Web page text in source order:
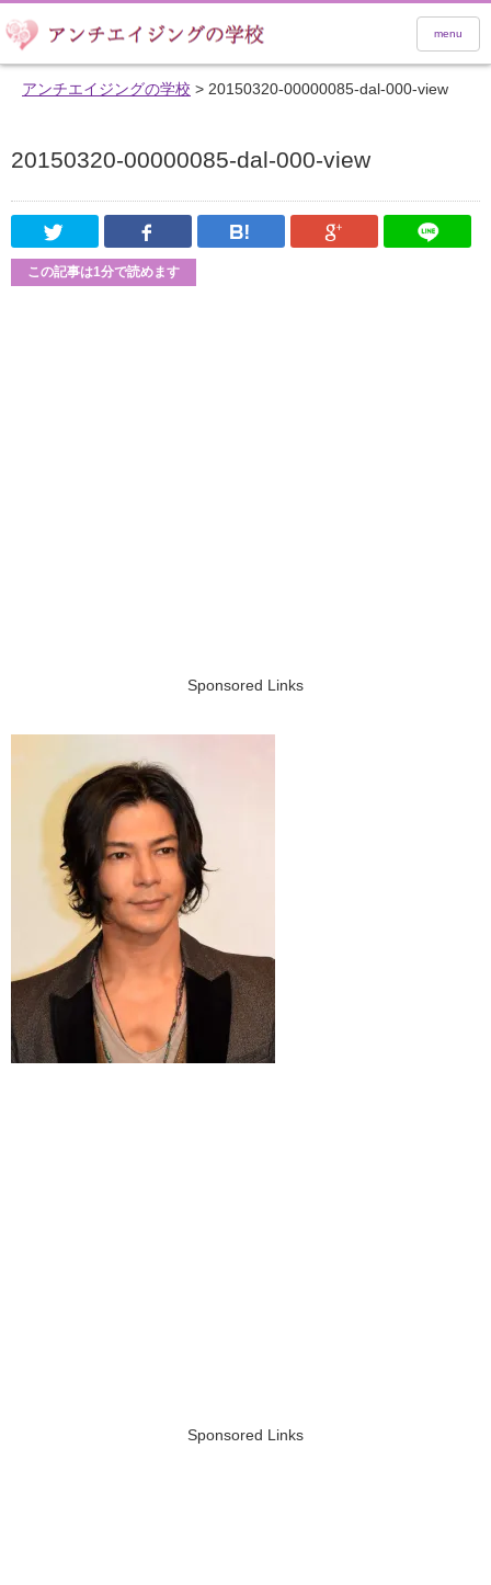
menu
アンチエイジングの学校 > 20150320-00000085-dal-000-view
20150320-00000085-dal-000-view
Twitter Facebook はてなブックマーク
Google
この記事は1分で読めます
Sponsored Links
Sponsored Links